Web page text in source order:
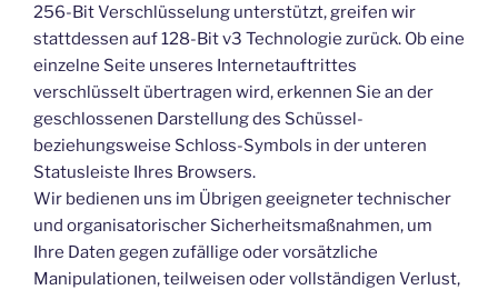
256-Bit Verschlüsselung unterstützt, greifen wir
stattdessen auf 128-Bit v3 Technologie zurück. Ob eine
einzelne Seite unseres Internetauftrittes
verschlüsselt übertragen wird, erkennen Sie an der
geschlossenen Darstellung des Schüssel-
beziehungsweise Schloss-Symbols in der unteren
Statusleiste Ihres Browsers.
Wir bedienen uns im Übrigen geeigneter technischer
und organisatorischer Sicherheitsmaßnahmen, um
Ihre Daten gegen zufällige oder vorsätzliche
Manipulationen, teilweisen oder vollständigen Verlust,